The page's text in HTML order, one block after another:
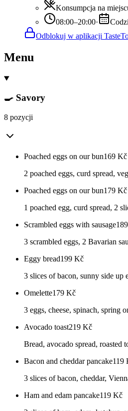
Konsumpcja na
08:00–20:00·
Odblokuj w aplikacji
Menu
🍳 Savory
8 pozycji
Poached eggs on our bun169 Kč
2 poached eggs, curd spread,
Poached eggs on our bun179 Kč
1 poached egg, curd spread, 2
Scrambled eggs with sausage189
3 scrambled eggs, 2 Bavarian
Eggy bread199 Kč
3 slices of bacon, sunny side up
Omelette179 Kč
3 eggs, cheese, spinach, spring
Avocado toast219 Kč
Bread, avocado spread, roasted
Bacon and cheddar pancake119
3 slices of bacon, cheddar,
Ham and edam pancake119 Kč